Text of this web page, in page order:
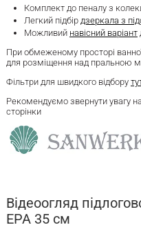
Комплект до пеналу з
Легкий підбір дзеркала з
Можливий навісний варіант
При обмеженому просторі
для розміщення над пральною
Фільтри для швидкого відбору
Рекомендуємо звернути увагу
сторінки
Відеоогляд
ЕРА 35 см